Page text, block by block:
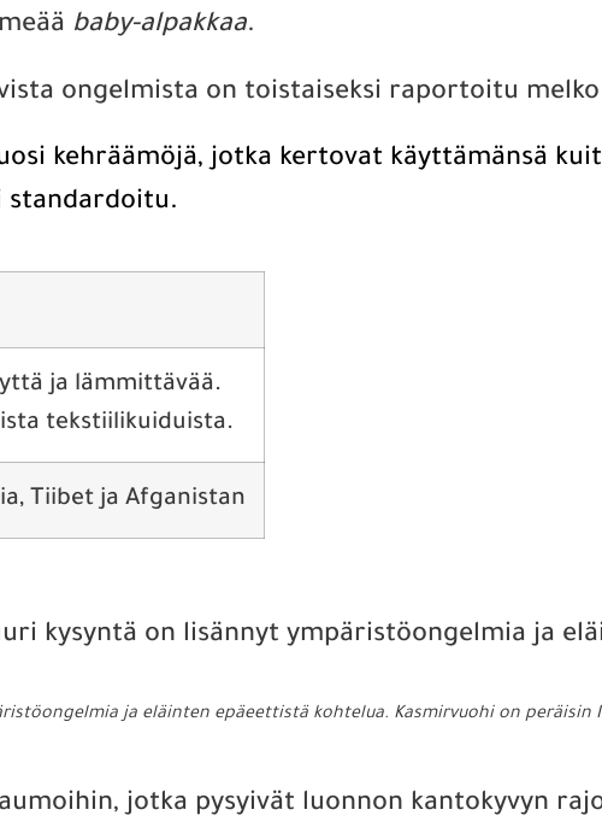
baby-alpakkaa.
ongelmista on toistaiseksi raportoitu melko
kehräämöjä, jotka kertovat käyttämänsä
ja lämmittävää.
tekstiilikuiduista.
Tiibet ja Afganistan
ja eläinten epäeettistä kohtelua. Kasmirvuohi on peräisin
jotka pysyivät luonnon kantokyvyn